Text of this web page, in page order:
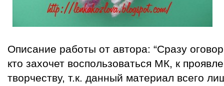
Описание работы от автора: “Сразу
кто захочет воспользоваться МК, к
творчеству, т.к. данный материал всего